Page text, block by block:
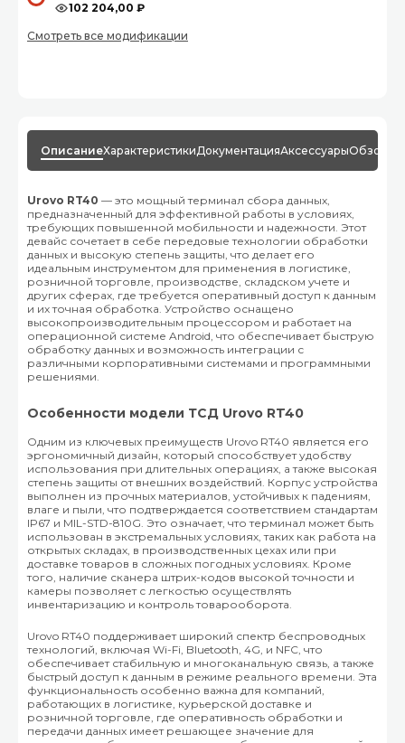
102 204,00 ₽
Смотреть все модификации
ОписаниеХарактеристикиДокументацияАксессуарыОбзоры
Urovo RT40 — это мощный терминал сбора данных,
предназначенный для эффективной работы в условиях,
требующих повышенной мобильности и надежности. Этот
девайс сочетает в себе передовые технологии обработки
данных и высокую степень защиты, что делает его
идеальным инструментом для применения в логистике,
розничной торговле, производстве, складском учете и
других сферах, где требуется оперативный доступ к данным
и их точная обработка. Устройство оснащено
высокопроизводительным процессором и работает на
операционной системе Android, что обеспечивает быструю
обработку данных и возможность интеграции с
различными корпоративными системами и программными
решениями.
Особенности модели ТСД Urovo RT40
Одним из ключевых преимуществ Urovo RT40 является его
эргономичный дизайн, который способствует удобству
использования при длительных операциях, а также высокая
степень защиты от внешних воздействий. Корпус устройства
выполнен из прочных материалов, устойчивых к падениям,
влаге и пыли, что подтверждается соответствием стандартам
IP67 и MIL-STD-810G. Это означает, что терминал может быть
использован в экстремальных условиях, таких как работа на
открытых складах, в производственных цехах или при
доставке товаров в сложных погодных условиях. Кроме
того, наличие сканера штрих-кодов высокой точности и
камеры позволяет с легкостью осуществлять
инвентаризацию и контроль товарооборота.
Urovo RT40 поддерживает широкий спектр беспроводных
технологий, включая Wi-Fi, Bluetooth, 4G, и NFC, что
обеспечивает стабильную и многоканальную связь, а также
быстрый доступ к данным в режиме реального времени. Эта
функциональность особенно важна для компаний,
работающих в логистике, курьерской доставке и
розничной торговле, где оперативность обработки и
передачи данных имеет решающее значение для